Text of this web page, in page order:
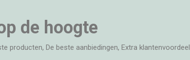
de hoogte
producten, De beste aanbiedingen, Extra klantenvoordeel